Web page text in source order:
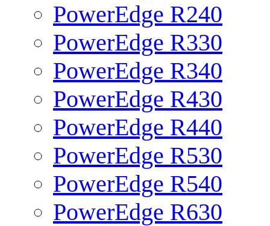
PowerEdge R240
PowerEdge R330
PowerEdge R340
PowerEdge R430
PowerEdge R440
PowerEdge R530
PowerEdge R540
PowerEdge R630